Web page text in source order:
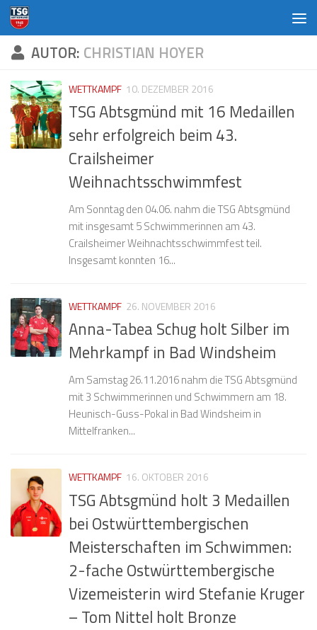
Zum Inhalt springen
AUTOR: CHRISTIAN HOYER
WETTKAMPF 10. DEZEMBER 2016
TSG Abtsgmünd mit 16 Medaillen
sehr erfolgreich beim 43.
Crailsheimer
Weihnachtsschwimmfest
Am Sonntag den 04.06. nahm die TSG Abtsgmünd
mit insgesamt 5 Schwimmerinnen am 43.
Crailsheimer Weihnachtsschwimmfest teil.
Insgesamt konnten 16...
WETTKAMPF 26. NOVEMBER 2016
Anna-Tabea Schug holt Silber im
Mehrkampf in Bad Windsheim
Am Samstag 26.11.2016 nahm die TSG Abtsgmünd
mit 3 Schwimmerinnen und Schwimmern am 18.
Heunisch-Guss-Pokal in Bad Windsheim in
Mittelfranken...
WETTKAMPF 16. OKTOBER 2016
TSG Abtsgmünd holt 3 Medaillen
bei Ostwürttembergischen
Meisterschaften im Schwimmen:
2-fache Ostwürttembergische
Vizemeisterin wird Stefanie Kruger
– Tom Nittel holt Bronze